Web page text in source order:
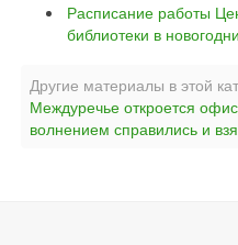
Расписание работы
библиотеки в
Другие материалы в этой
Междуречье откроется
волнением справились и